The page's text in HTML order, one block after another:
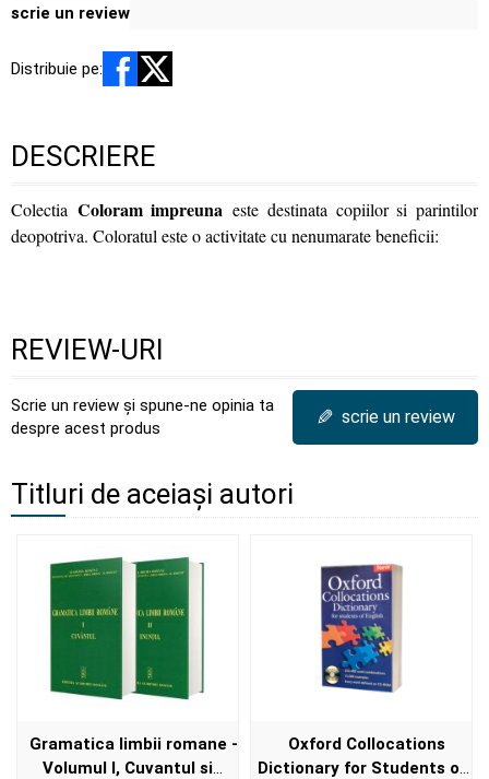
scrie un review
Distribuie pe:
DESCRIERE
Colectia Coloram impreuna este destinata copiilor si parintilor
deopotriva. Coloratul este o activitate cu nenumarate beneficii:
REVIEW-URI
Scrie un review și spune-ne opinia ta
despre acest produs
✎ scrie un review
Titluri de aceiași autori
Gramatica limbii romane -
Volumul I, Cuvantul si
Oxford Collocations
Dictionary for Students of